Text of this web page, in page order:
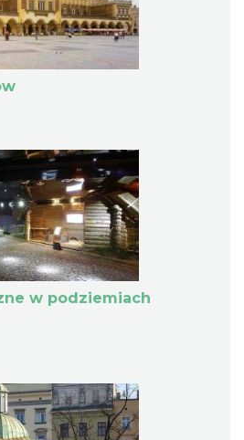
w podziemiach